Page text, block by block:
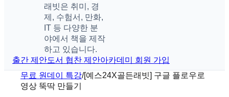
래빗은 취미, 경
제, 수험서, 만화,
IT 등 다양한 분
야에서 책을 제작
하고 있습니다.
출간 제안도서 협찬 제안아카데미 회원 가입
무료 원데이 특강/[예스24X골든래빗] 구글 플로우로
영상 뚝딱 만들기